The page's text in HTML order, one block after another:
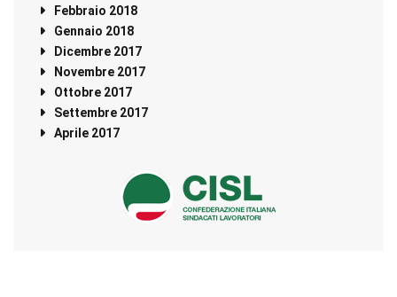
Febbraio 2018
Gennaio 2018
Dicembre 2017
Novembre 2017
Ottobre 2017
Settembre 2017
Aprile 2017